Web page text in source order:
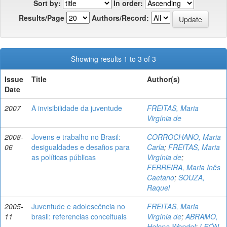
Sort by:
In order:
Results/Page
Authors/Record:
Showing results 1 to 3 of 3
Issue
Date
Title Author(s)
2007 A invisibilidade da juventude
FREITAS, Maria
Virgínia de
2008-
06
Jovens e trabalho no Brasil:
desigualdades e desafios para
as políticas públicas
CORROCHANO, Maria
Carla; FREITAS, Maria
Virgínia de;
FERREIRA, Maria Inês
Caetano; SOUZA,
Raquel
2005-
11
Juventude e adolescência no
brasil: referencias conceituais
FREITAS, Maria
Virgínia de; ABRAMO,